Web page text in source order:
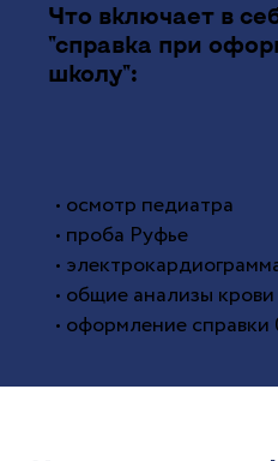
Что включает в
"справка при
школу":
• осмотр педиатра
• проба Руфье
•
• общие анализы
• оформление справки